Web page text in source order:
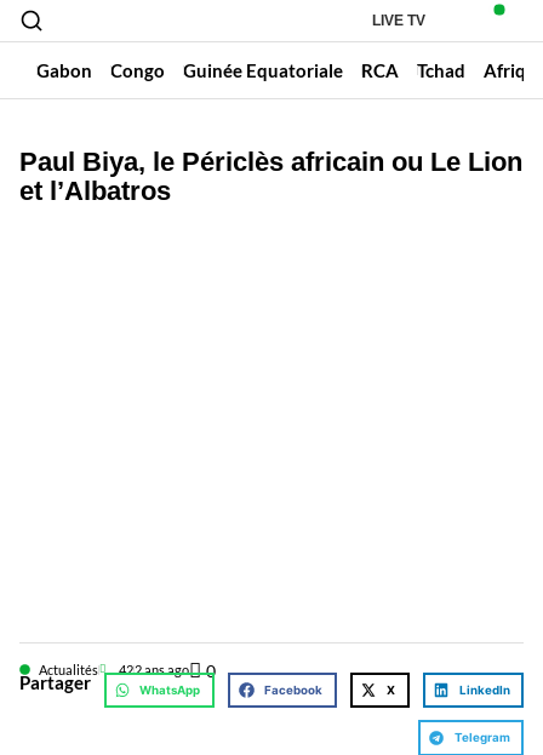
LIVE TV
Gabon Congo Guinée Equatoriale RCA Tchad
Paul Biya, le Périclès africain ou Le Lion
et l’Albatros
Actualités 422 ans ago 0
Partager WhatsApp Facebook X LinkedIn
Telegram